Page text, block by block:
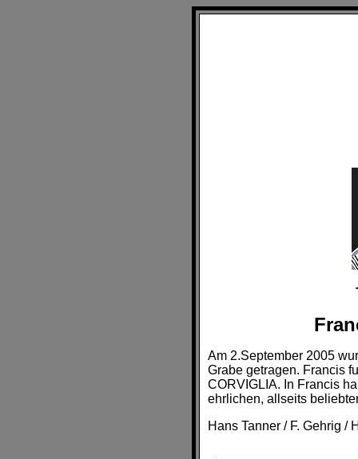
Am 2.September 2005
Grabe getragen. Francis
CORVIGLIA. In Francis
ehrlichen, allseits
Hans Tanner / F. Gehrig /